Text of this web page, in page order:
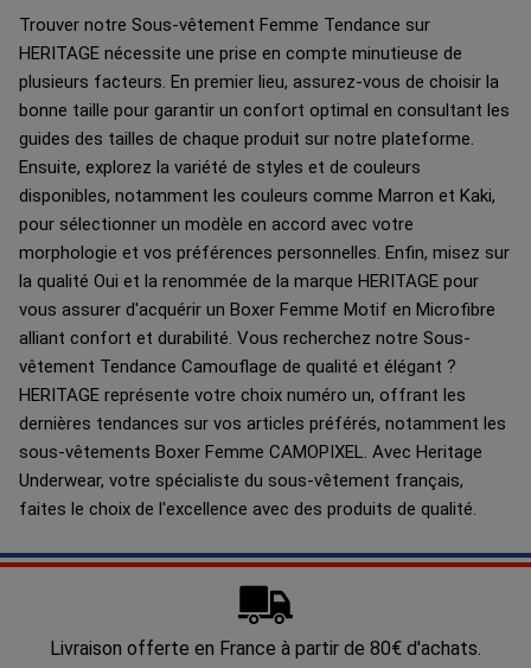
Trouver notre Sous-vêtement Femme Tendance sur
HERITAGE nécessite une prise en compte minutieuse de
plusieurs facteurs. En premier lieu, assurez-vous de choisir la
bonne taille pour garantir un confort optimal en consultant les
guides des tailles de chaque produit sur notre plateforme.
Ensuite, explorez la variété de styles et de couleurs
disponibles, notamment les couleurs comme Marron et Kaki,
pour sélectionner un modèle en accord avec votre
morphologie et vos préférences personnelles. Enfin, misez sur
la qualité Oui et la renommée de la marque HERITAGE pour
vous assurer d'acquérir un Boxer Femme Motif en Microfibre
alliant confort et durabilité. Vous recherchez notre Sous-
vêtement Tendance Camouflage de qualité et élégant ?
HERITAGE représente votre choix numéro un, offrant les
dernières tendances sur vos articles préférés, notamment les
sous-vêtements Boxer Femme CAMOPIXEL. Avec Heritage
Underwear, votre spécialiste du sous-vêtement français,
faites le choix de l'excellence avec des produits de qualité.
Livraison offerte en France à partir de 80€ d'achats.